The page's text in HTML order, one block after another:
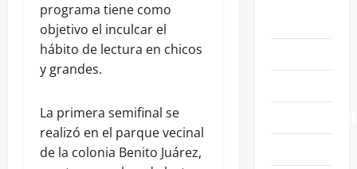
programa tiene como
objetivo el inculcar el
hábito de lectura en chicos
y grandes.
La primera semifinal se
realizó en el parque vecinal
de la colonia Benito Juárez,